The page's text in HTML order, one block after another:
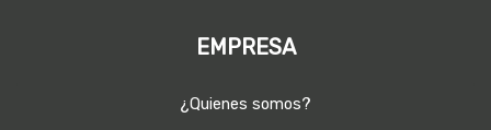
EMPRESA
¿Quienes somos?